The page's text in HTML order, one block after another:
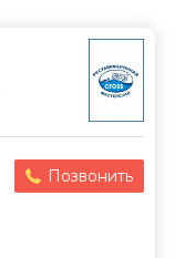
Позвонить